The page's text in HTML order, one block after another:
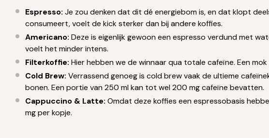
Espresso: Je zou denken dat dit dé energiebom is, en dat klopt
consumeert, voelt de kick sterker dan bij andere koffies.
Americano: Deze is eigenlijk gewoon een espresso verdund met
voelt het minder intens.
Filterkoffie: Hier hebben we de winnaar qua totale cafeïne. Een
Cold Brew: Verrassend genoeg is cold brew vaak de ultieme
bonen. Een portie van 250 ml kan tot wel 200 mg cafeïne bevatten.
Cappuccino & Latte: Omdat deze koffies een espressobasis
mg per kopje.